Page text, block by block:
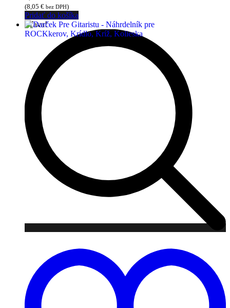
(8,05 € bez DPH)
Pridať do košíka
Zľava!